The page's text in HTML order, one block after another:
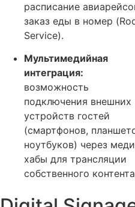
расписание
заказ еды в номер
Service).
Мультимедийная
интеграция:
возможность
подключения внешних
устройств гостей
(смартфонов,
ноутбуков) через
хабы для трансляции
собственного